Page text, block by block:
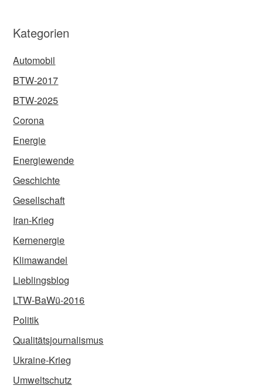
Kategorien
Automobil
BTW-2017
BTW-2025
Corona
Energie
Energiewende
Geschichte
Gesellschaft
Iran-Krieg
Kernenergie
Klimawandel
Lieblingsblog
LTW-BaWü-2016
Politik
Qualitätsjournalismus
Ukraine-Krieg
Umweltschutz